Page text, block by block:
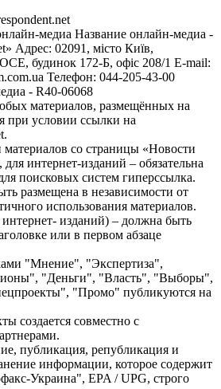
медиа Название онлайн-медиа -
Адрес: 02091, місто Київ,
будинок 172-Б, офіс 208/1 E-mail:
Телефон: 044-205-43-00
- R40-06068
материалов, размещённых на
при условии ссылки на
со страницы «Новости
интернет-изданий – обязательна
поисковых систем гиперссылка.
размещена в независимости от
использования материалов.
изданий) – должна быть
или в первом абзаце
"Мнение", "Экспертиза",
"Деньги", "Власть", "Выборы",
"Промо" публикуются на
создается совместно с
публикация, републикация и
информации, которое содержит
Украина", EPA / UPG, строго